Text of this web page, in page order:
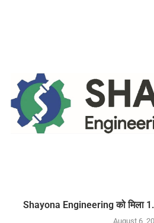
Shayona Engineering को मिला
August 6,